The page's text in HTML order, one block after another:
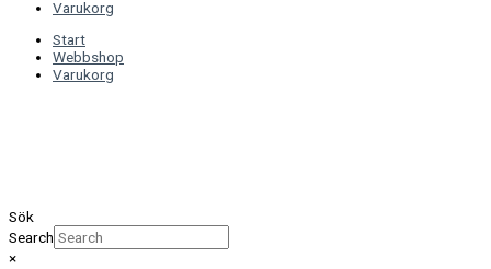
Varukorg
Start
Webbshop
Varukorg
Sök
Search
×